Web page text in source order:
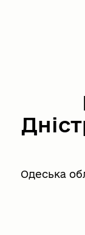
Одеська